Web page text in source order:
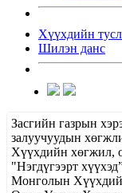
Хүүхдийн
Шилэн данс
Засгийн газрын
залуучуудын
Хүүхдийн хөгжил,
"Нэгдүгээрт
Монголын